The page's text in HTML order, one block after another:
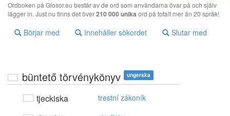
Ordboken på Glosor.eu består av de ord som användarna övar på och själv
lägger in. Just nu finns det över210 000 unika ord på totalt mer än 20 språk!
Börjar med Innehåller sökordet Slutar med
büntető törvénykönyv ungerska
tjeckiska trestní zákoník